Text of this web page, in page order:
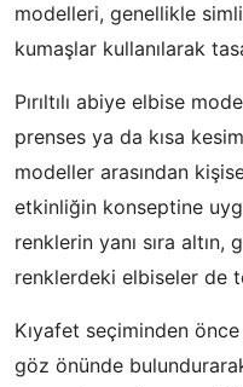
modelleri, genellikle
kumaşlar kullanılarak
Pırıltılı abiye elbise
prenses ya da kısa
modeller arasından
etkinliğin konseptine
renklerin yanı sıra altın,
renklerdeki elbiseler de
Kıyafet seçiminden
göz önünde